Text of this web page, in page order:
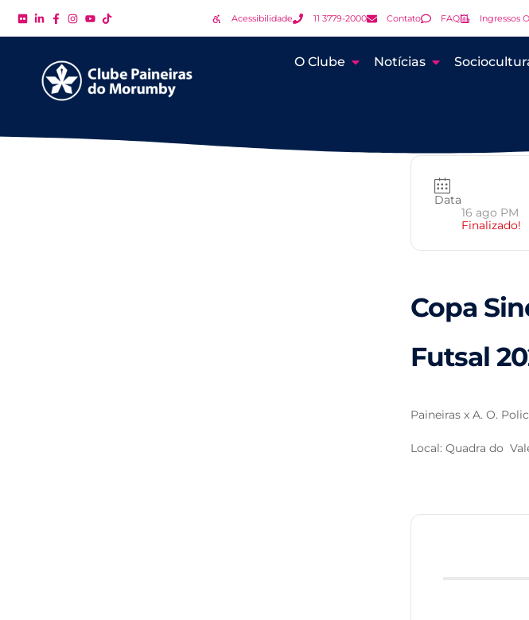
Acessibilidade 11 3779-2000 Contato FAQ Ingressos
O Clube Notícias
Data
16 ago PM
Finalizado!
Copa
Futsal
Paineiras x A. O.
Local: Quadra do